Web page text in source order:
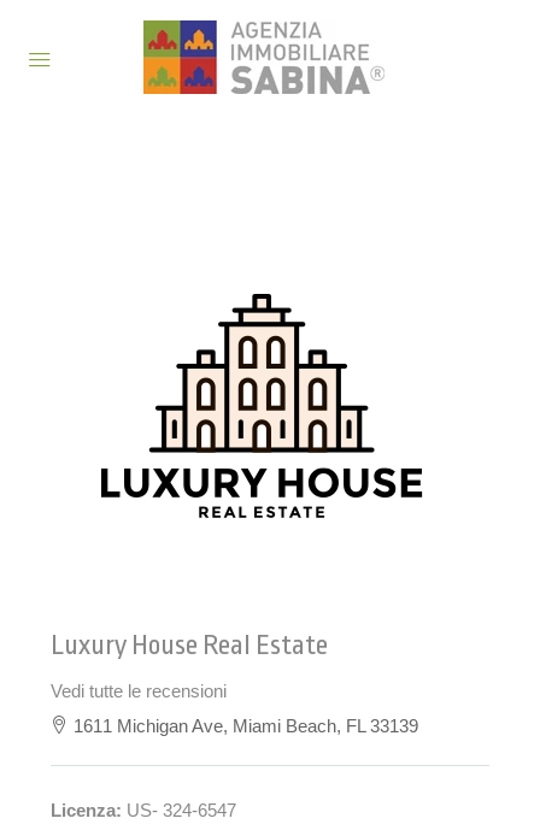
Luxury House Real Estate
Vedi tutte le recensioni
1611 Michigan Ave, Miami Beach, FL 33139
Licenza: US- 324-6547